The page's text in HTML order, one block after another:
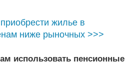
жилье в
ниже рыночных >>>
использовать пенсионные